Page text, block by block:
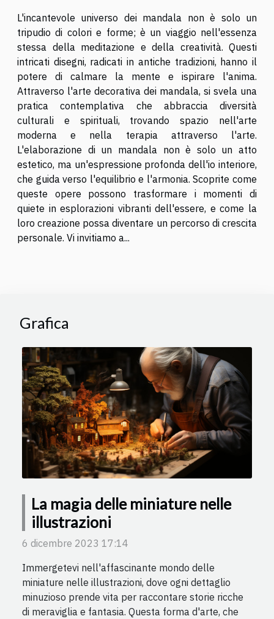
L'incantevole universo dei mandala non è solo un
tripudio di colori e forme; è un viaggio nell'essenza
stessa della meditazione e della creatività. Questi
intricati disegni, radicati in antiche tradizioni, hanno il
potere di calmare la mente e ispirare l'anima.
Attraverso l'arte decorativa dei mandala, si svela una
pratica contemplativa che abbraccia diversità
culturali e spirituali, trovando spazio nell'arte
moderna e nella terapia attraverso l'arte.
L'elaborazione di un mandala non è solo un atto
estetico, ma un'espressione profonda dell'io interiore,
che guida verso l'equilibrio e l'armonia. Scoprite come
queste opere possono trasformare i momenti di
quiete in esplorazioni vibranti dell'essere, e come la
loro creazione possa diventare un percorso di crescita
personale. Vi invitiamo a...
Grafica
La magia delle miniature nelle
illustrazioni
6 dicembre 2023 17:14
Immergetevi nell'affascinante mondo delle
miniature nelle illustrazioni, dove ogni dettaglio
minuzioso prende vita per raccontare storie ricche
di meraviglia e fantasia. Questa forma d'arte, che